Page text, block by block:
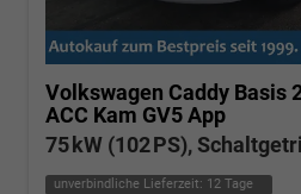
Volkswagen Caddy Basis
ACC Kam GV5 App
75 kW (102 PS),
unverbindliche Lieferzeit: 12 Tage